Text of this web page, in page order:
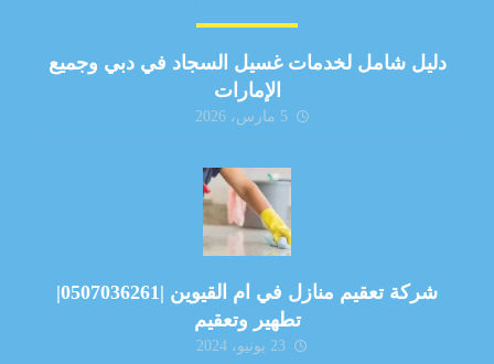
دليل شامل لخدمات غسيل السجاد في دبي وجميع
الإمارات
5 مارس، 2026
شركة تعقيم منازل في ام القيوين |0507036261|
تطهير وتعقيم
23 يونيو، 2024